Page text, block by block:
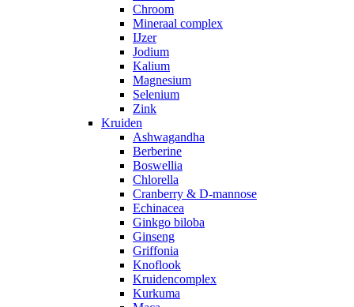
Chroom
Mineraal complex
IJzer
Jodium
Kalium
Magnesium
Selenium
Zink
Kruiden
Ashwagandha
Berberine
Boswellia
Chlorella
Cranberry & D-mannose
Echinacea
Ginkgo biloba
Ginseng
Griffonia
Knoflook
Kruidencomplex
Kurkuma